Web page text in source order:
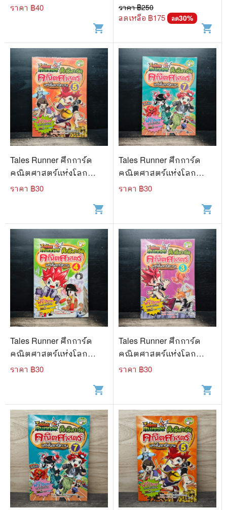
ราคา ฿40
shopping_cart
เส้น
ราคา ฿250
ลดเหลือ ฿175 ลด30%
shopping_cart
Tales Runner ศึกการ์ด
คณิตศาสตร์แห่งโลก
นิทาน 5
ราคา ฿30
shopping_cart
Tales Runner ศึกการ์ด
คณิตศาสตร์แห่งโลก
นิทาน 7
ราคา ฿30
shopping_cart
Tales Runner ศึกการ์ด
คณิตศาสตร์แห่งโลก
นิทาน 4
ราคา ฿30
shopping_cart
Tales Runner ศึกการ์ด
คณิตศาสตร์แห่งโลก
นิทาน 3
ราคา ฿30
shopping_cart